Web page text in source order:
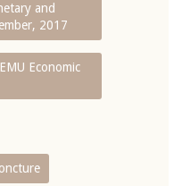
and
2017
Economic